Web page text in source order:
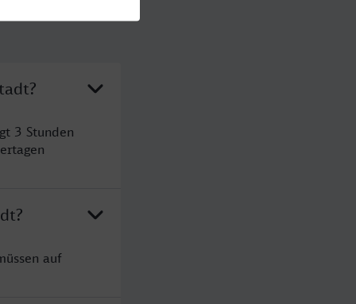
3 Stunden
auf